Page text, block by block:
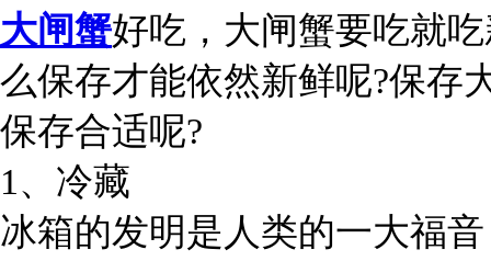
大闸蟹好吃，大闸蟹要吃就
么保存才能依然新鲜呢?保存
保存合适呢?
1、冷藏
冰箱的发明是人类的一大福